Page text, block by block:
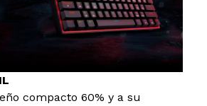
compacto 60% y a su